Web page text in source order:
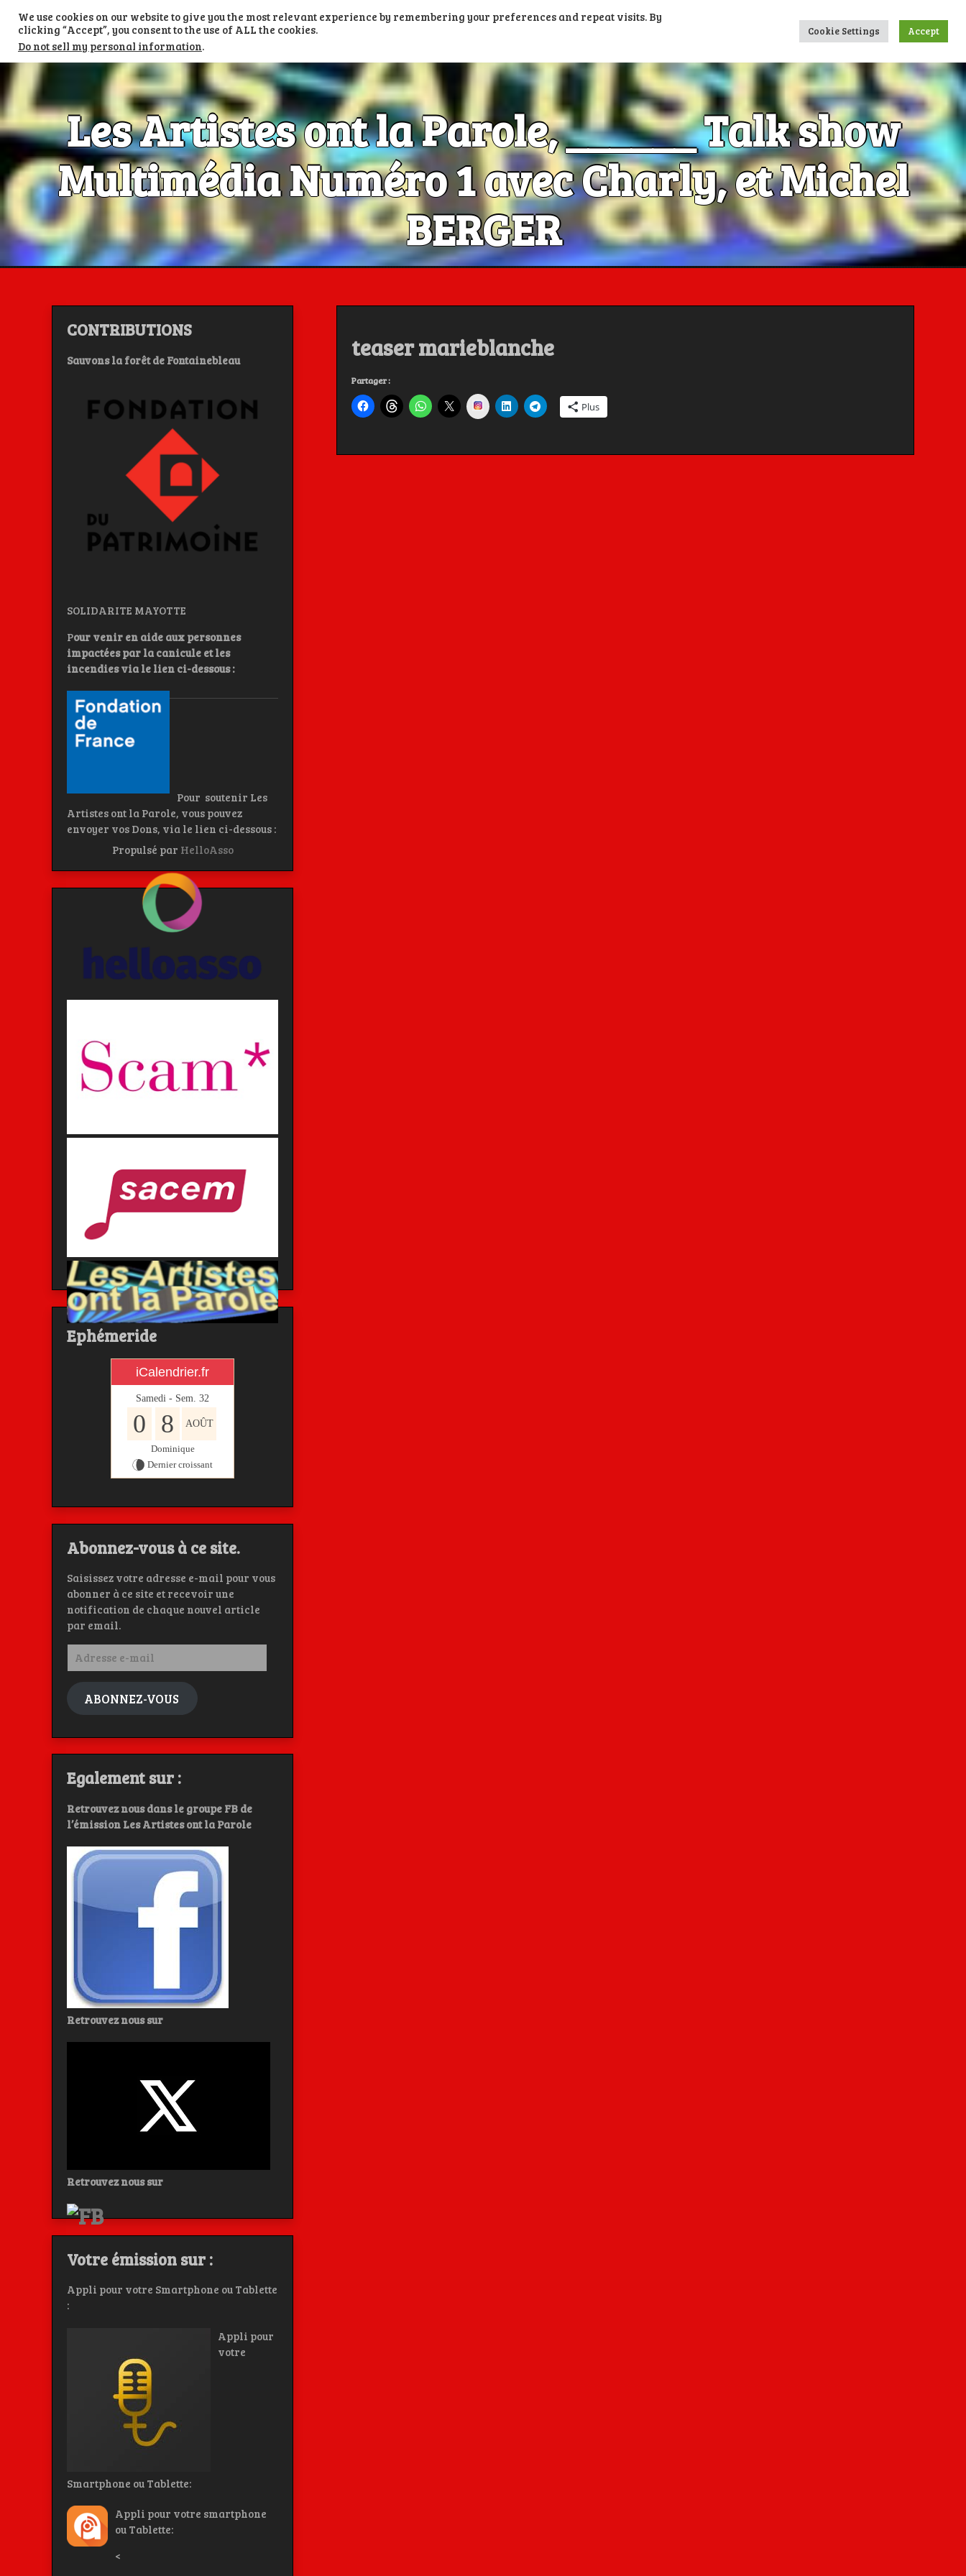
content
TV LES ARTISTES ONT LA PAROLE PORTAIL PODCASTS RADIOS FM ET DAB+ RADIOS NUMERIQUES LIENS
Les Artistes ont la Parole, ______ Talk show
Multimédia Numéro 1 avec Charly, et Michel
BERGER
teaser marieblanche
Partager :
Instagram Plus
CONTRIBUTIONS
Sauvons la forêt de Fontainebleau
SOLIDARITE MAYOTTE
Pour venir en aide aux personnes
impactées par la canicule et les
incendies via le lien ci-dessous :
Pour soutenir Les
Artistes ont la Parole, vous pouvez
envoyer vos Dons, via le lien ci-dessous :
Propulsé par HelloAsso
Ephémeride
iCalendrier.fr
Samedi - Sem. 32
0 8 AOÛT
Dominique
Dernier croissant
Abonnez-vous à ce site.
Saisissez votre adresse e-mail pour vous
abonner à ce site et recevoir une
notification de chaque nouvel article
par email.
Adresse
mail
ABONNEZ-VOUS
Egalement sur :
Retrouvez nous dans le groupe FB de
l’émission Les Artistes ont la Parole
Retrouvez nous sur
Retrouvez nous sur
Votre émission sur :
Appli pour votre Smartphone ou Tablette
:
Appli pour
votre
Smartphone ou Tablette:
Appli pour votre smartphone
ou Tablette:
<
We use cookies on our website to give you the most relevant experience by remembering your preferences and repeat visits. By
clicking “Accept”, you consent to the use of ALL the cookies.
Do not sell my personal information.
Cookie Settings Accept